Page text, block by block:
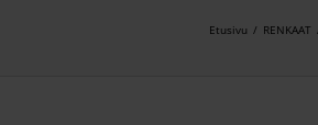
Etusivu / RENKAAT